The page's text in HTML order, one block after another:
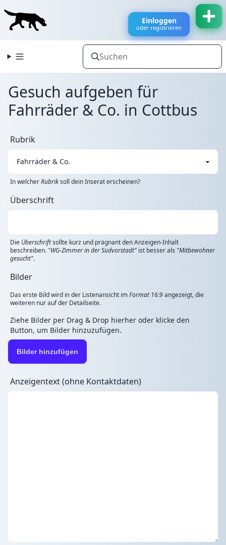
Einloggen
oder registrieren
Gesuch aufgeben für
Fahrräder & Co. in Cottbus
Rubrik
In welcherRubriksoll dein Inserat erscheinen?
Überschrift
Die Überschriftsollte kurz und prägnant den Anzeigen-Inhalt
beschreiben. "WG-Zimmer in der Südvorstadt" ist besser als "Mitbewohner
gesucht".
Bilder
Das erste Bild wird in der Listenansicht imFormat 16:9angezeigt, die
weiteren nur auf der Detailseite.
Ziehe Bilder per Drag & Drop hierher oder klicke den
Button, um Bilder hinzuzufügen.
Bilder hinzufügen
Anzeigentext (ohne Kontaktdaten)